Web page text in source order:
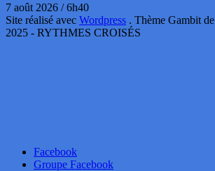
7 août 2026 / 6h40
Site réalisé avec Wordpress . Thème Gambit de
2025 - RYTHMES CROISÉS
Facebook
Groupe Facebook